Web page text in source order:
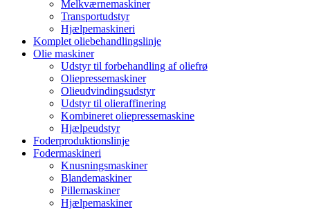
Melkværnemaskiner
Transportudstyr
Hjælpemaskineri
Komplet oliebehandlingslinje
Olie maskiner
Udstyr til forbehandling af oliefrø
Oliepressemaskiner
Olieudvindingsudstyr
Udstyr til olieraffinering
Kombineret oliepressemaskine
Hjælpeudstyr
Foderproduktionslinje
Fodermaskineri
Knusningsmaskiner
Blandemaskiner
Pillemaskiner
Hjælpemaskiner